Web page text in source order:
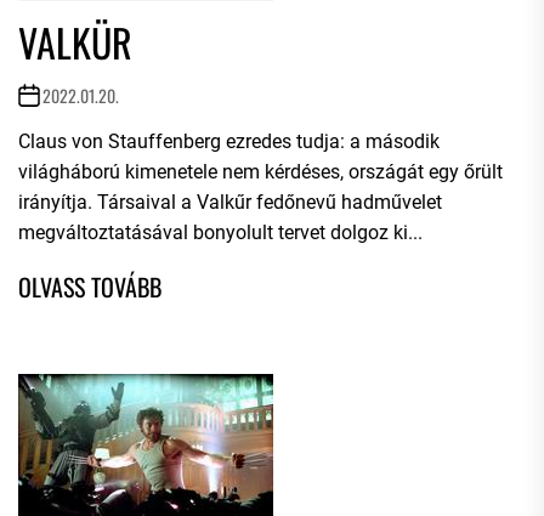
VALKÜR
2022.01.20.
Claus von Stauffenberg ezredes tudja: a második
világháború kimenetele nem kérdéses, országát egy őrült
irányítja. Társaival a Valkűr fedőnevű hadművelet
megváltoztatásával bonyolult tervet dolgoz ki...